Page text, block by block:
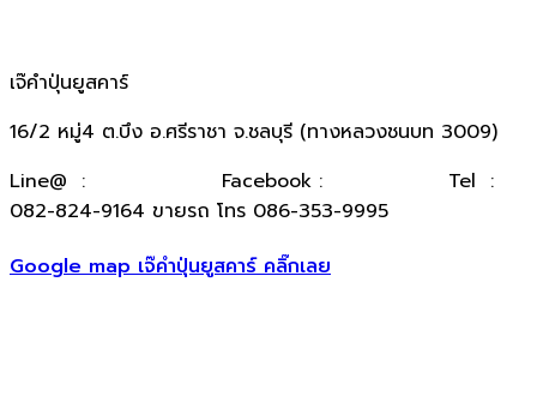
เจ๊คำปุ่นยูสคาร์
16/2 หมู่4 ต.บึง อ.ศรีราชา จ.ชลบุรี (ทางหลวงชนบท 3009)
​Line@ :
Facebook :
Tel :
082-824-9164 ขายรถ โทร 086-353-9995
Google map เจ๊คำปุ่นยูสคาร์ คลิ๊กเลย